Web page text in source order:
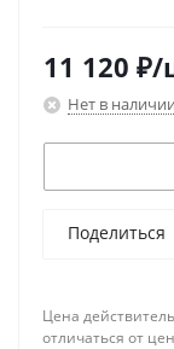
11 120 ₽/
Нет в наличии
Поделиться
Цена
отличаться от